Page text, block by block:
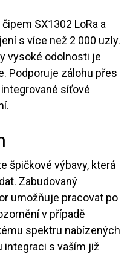
SX1302 LoRa a
s více než 2 000 uzly.
vysoké odolnosti je
Podporuje zálohu přes
síťové
špičkové výbavy, která
Zabudovaný
umožňuje pracovat po
v případě
spektru nabízených
integraci s vaším již